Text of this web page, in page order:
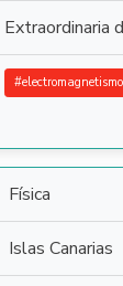
Extraordinaria
#electromagnetismo
Física
Islas Canarias